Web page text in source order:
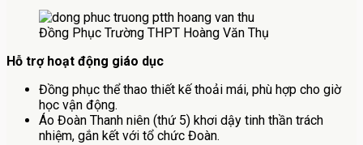
Đồng Phục Trường THPT Hoàng Văn Thụ
Hỗ trợ hoạt động giáo dục
Đồng phục thể thao thiết kế thoải mái, phù hợp cho giờ
học vận động.
Áo Đoàn Thanh niên (thứ 5) khơi dậy tinh thần trách
nhiệm, gắn kết với tổ chức Đoàn.